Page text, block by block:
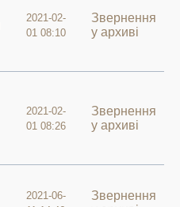
2021-02-
01 08:10
Звернення
у архиві
2021-02-
01 08:26
Звернення
у архиві
2021-06-
Звернення